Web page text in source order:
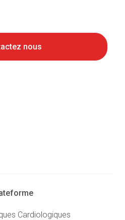
nous
Cardiologiques